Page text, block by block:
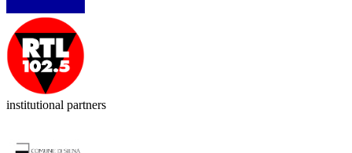
institutional partners